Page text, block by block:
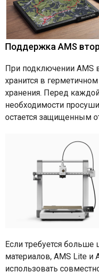
Поддержка AMS
При подключении AMS
хранится в
хранения. Перед
необходимости
остается защищенным
Если требуется больше
материалов, AMS Lite и
использовать